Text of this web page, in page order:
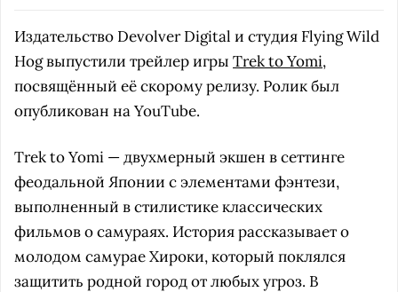
Издательство Devolver Digital и студия Flying Wild
Hog выпустили трейлер игры Trek to Yomi,
посвящённый её скорому релизу. Ролик был
опубликован на YouTube.
Trek to Yomi — двухмерный экшен в сеттинге
феодальной Японии с элементами фэнтези,
выполненный в стилистике классических
фильмов о самураях. История рассказывает о
молодом самурае Хироки, который поклялся
защитить родной город от любых угроз. В